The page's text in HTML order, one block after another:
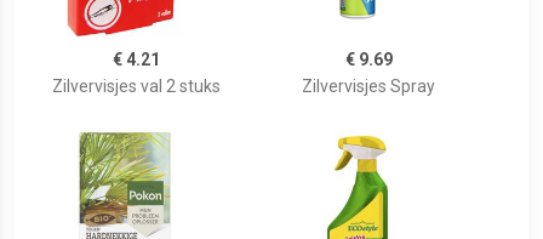
€ 4.21
Zilvervisjes val 2 stuks
€ 9.69
Zilvervisjes Spray